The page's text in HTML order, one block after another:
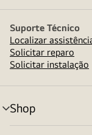
Suporte Técnico
Localizar
Solicitar reparo
Solicitar instalação
Shop
alternar
menu